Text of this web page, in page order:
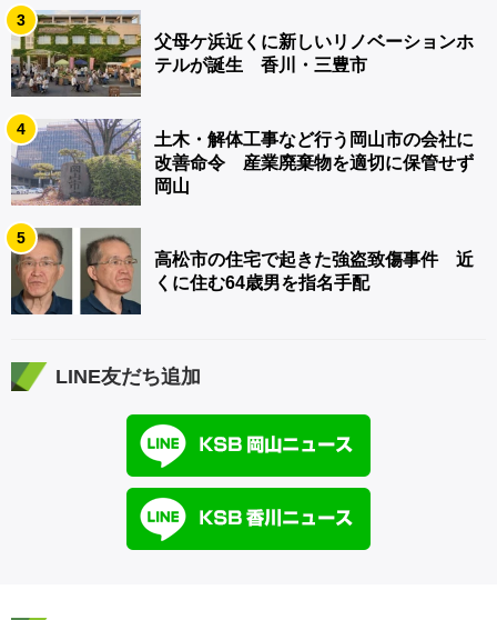
3
父母ケ浜近くに新しいリノベーションホ
テルが誕生 香川・三豊市
4
土木・解体工事など行う岡山市の会社に
改善命令 産業廃棄物を適切に保管せず
岡山
5
高松市の住宅で起きた強盗致傷事件 近
くに住む64歳男を指名手配
LINE友だち追加